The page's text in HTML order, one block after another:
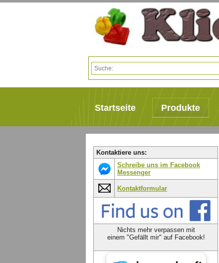
Startseite Produkte
Kontaktiere uns:
Schreibe uns im Facebook
Messenger
Kontaktformular
Nichts mehr verpassen mit
einem "Gefällt mir" auf Facebook!